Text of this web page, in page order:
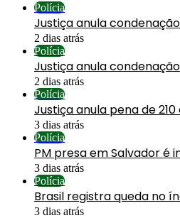
Polícia
Justiça anula
2 dias atrás
Polícia
Justiça anula
2 dias atrás
Polícia
Justiça anula pena de
3 dias atrás
Polícia
PM presa em Salvador é
3 dias atrás
Polícia
Brasil registra queda no
3 dias atrás